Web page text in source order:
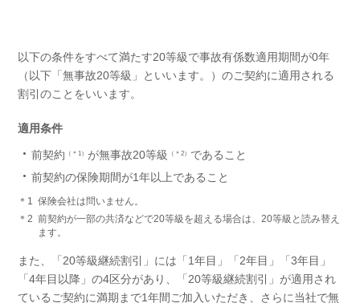
以下の条件をすべて満たす20等級で事故有係数適用期間が0年
（以下「無事故20等級」といいます。）のご契約に適用される
割引のことをいいます。
適用条件
前契約 （＊1） が無事故20等級 （＊2） であること
前契約の保険期間が1年以上であること
＊1 保険会社は問いません。
＊2 前契約が一部の共済などで20等級を超える場合は、20等級と読み替え
ます。
また、「20等級継続割引」には「1年目」「2年目」「3年目」
「4年目以降」の4区分があり、「20等級継続割引」が適用され
ているご契約に満期まで1年間ご加入いただき、さらに当社で無